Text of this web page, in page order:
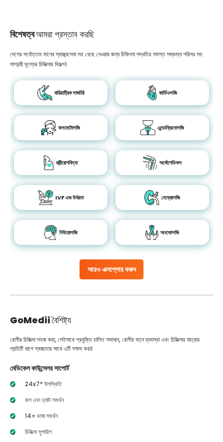
বিশেষত্বআমরা প্রস্তাব করছি
আরও এক্সপ্লোর করুন
দেশের সর্বোত্তম মানের স্বাস্থ্যসেবা সহ বেছে নেওয়ার জন্য চিকিৎসা পদ্ধতির সমস্ত সম্ভাব্য পরিসর সহ
সাশ্রয়ী মূল্যের চিকিত্সার বিকল্প।
বারিয়াট্রিক সার্জারি কার্ডিওলজি
কসমেটোলজি এন্ডোক্রিনোলজি
স্ত্রীরোগবিদ্যা অর্থোপেডিকস
IVF এবং উর্বরতা নেফ্রোলজি
নিউরোলজি অনকোলজি
GoMediiবৈশিষ্ট্য
রোগীর চিকিত্সা সহজ করা, সেইসাথে প্রযুক্তি চালিত সমাধান, রোগীর যত্ন ব্যবস্থা এবং চিকিত্সার যাত্রার
প্রতিটি ধাপে স্বচ্ছতার সাথে এটি সক্ষম করা।
মেডিকেল কাউন্সেলর সাপোর্ট
24x7* উপস্থিতি
কল এবং চ্যাট সমর্থন
14+ ভাষা সমর্থন
চিকিত্সা সুপারিশ